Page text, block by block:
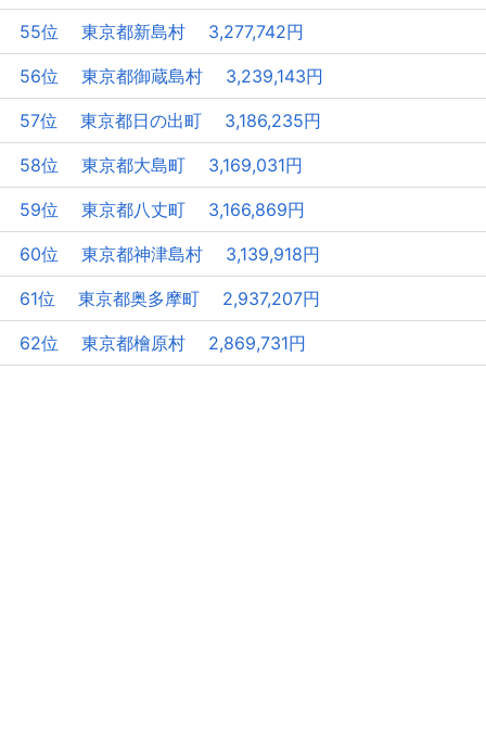
55位 東京都新島村 3,277,742円
56位 東京都御蔵島村 3,239,143円
57位 東京都日の出町 3,186,235円
58位 東京都大島町 3,169,031円
59位 東京都八丈町 3,166,869円
60位 東京都神津島村 3,139,918円
61位 東京都奥多摩町 2,937,207円
62位 東京都檜原村 2,869,731円